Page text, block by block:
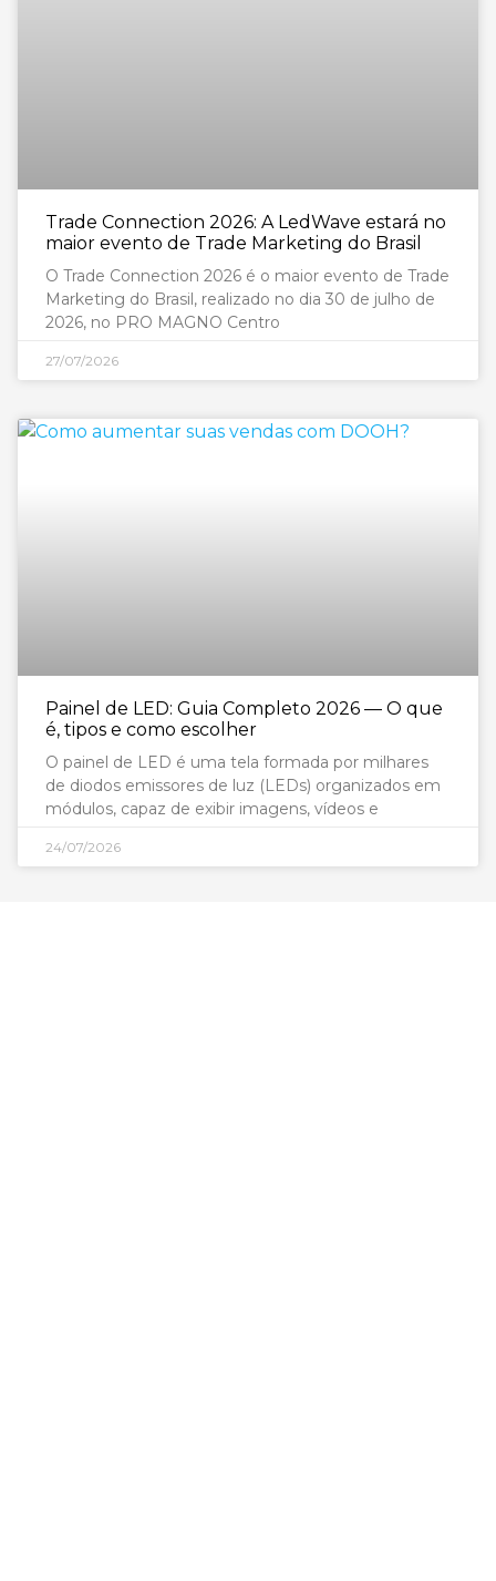
Trade Connection 2026: A LedWave estará no
maior evento de Trade Marketing do Brasil
O Trade Connection 2026 é o maior evento de Trade
Marketing do Brasil, realizado no dia 30 de julho de
2026, no PRO MAGNO Centro
27/07/2026
Painel de LED: Guia Completo 2026 — O que
é, tipos e como escolher
O painel de LED é uma tela formada por milhares
de diodos emissores de luz (LEDs) organizados em
módulos, capaz de exibir imagens, vídeos e
24/07/2026